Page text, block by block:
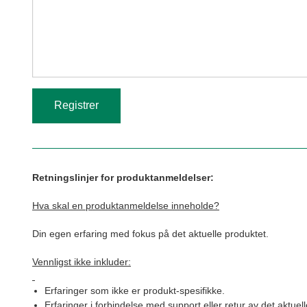
Retningslinjer for produktanmeldelser:
Hva skal en produktanmeldelse inneholde?
Din egen erfaring med fokus på det aktuelle produktet.
Vennligst ikke inkluder:
Erfaringer som ikke er produkt-spesifikke.